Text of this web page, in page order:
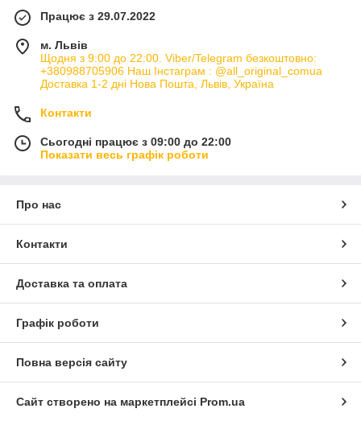
Працює з 29.07.2022
м. Львів
Щодня з 9:00 до 22:00. Viber/Telegram безкоштовно:
+380988705906 Наш Інстаграм : @all_original_comua
Доставка 1-2 дні Нова Пошта, Львів, Україна
Контакти
Сьогодні працює з 09:00 до 22:00
Показати весь графік роботи
Про нас
Контакти
Доставка та оплата
Графік роботи
Повна версія сайту
Сайт створено на маркетплейсі Prom.ua